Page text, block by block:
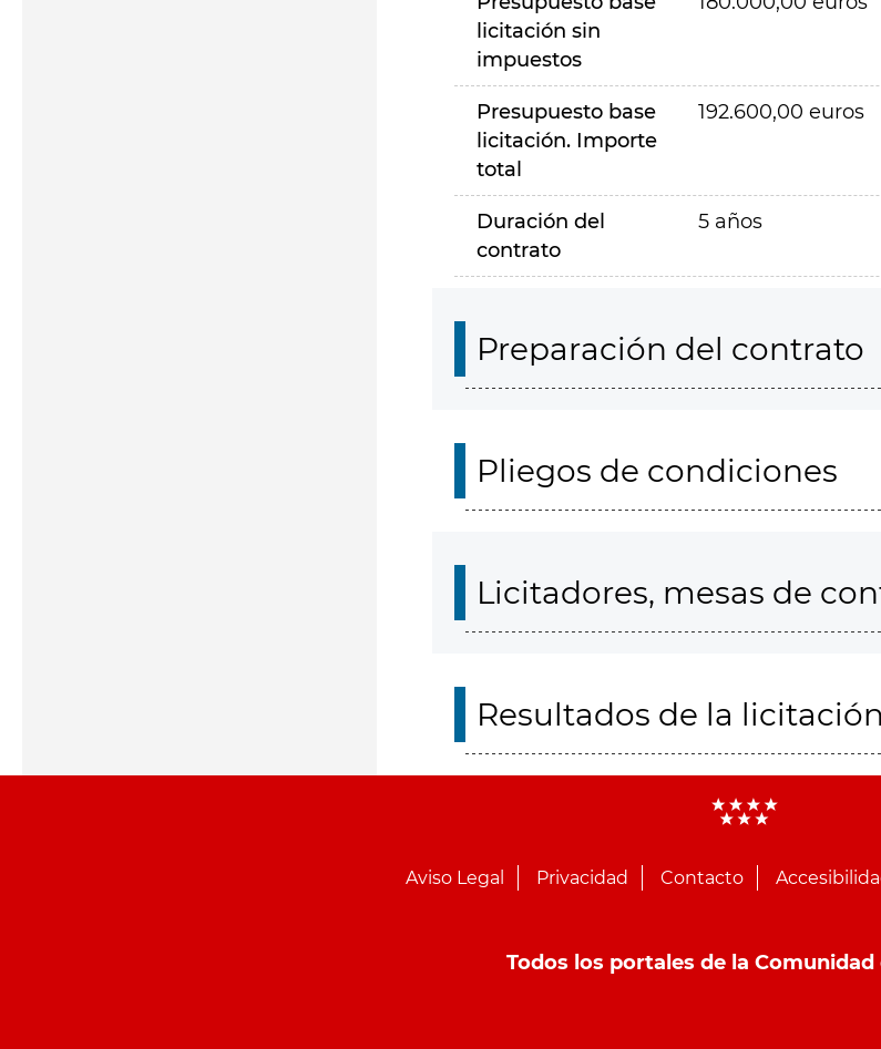
licitación sin
impuestos
Presupuesto base
licitación. Importe
total
192.600,00 euros
Duración del
contrato
5 años
Preparación del contrato
Pliegos de condiciones
Licitadores, mesas de
Resultados de la licitación
Aviso Legal Privacidad Contacto
Todos los portales de la Comunidad